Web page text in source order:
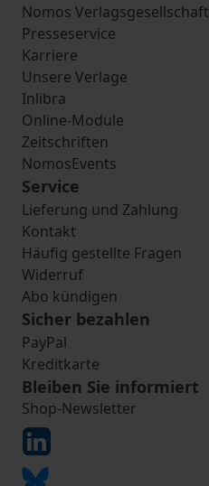
Nomos Verlagsgesellschaft
Presseservice
Karriere
Unsere Verlage
Inlibra
Online-Module
Zeitschriften
NomosEvents
Service
Lieferung und Zahlung
Kontakt
Häufig gestellte Fragen
Widerruf
Abo kündigen
Sicher bezahlen
PayPal
Kreditkarte
Bleiben Sie informiert
Shop-Newsletter